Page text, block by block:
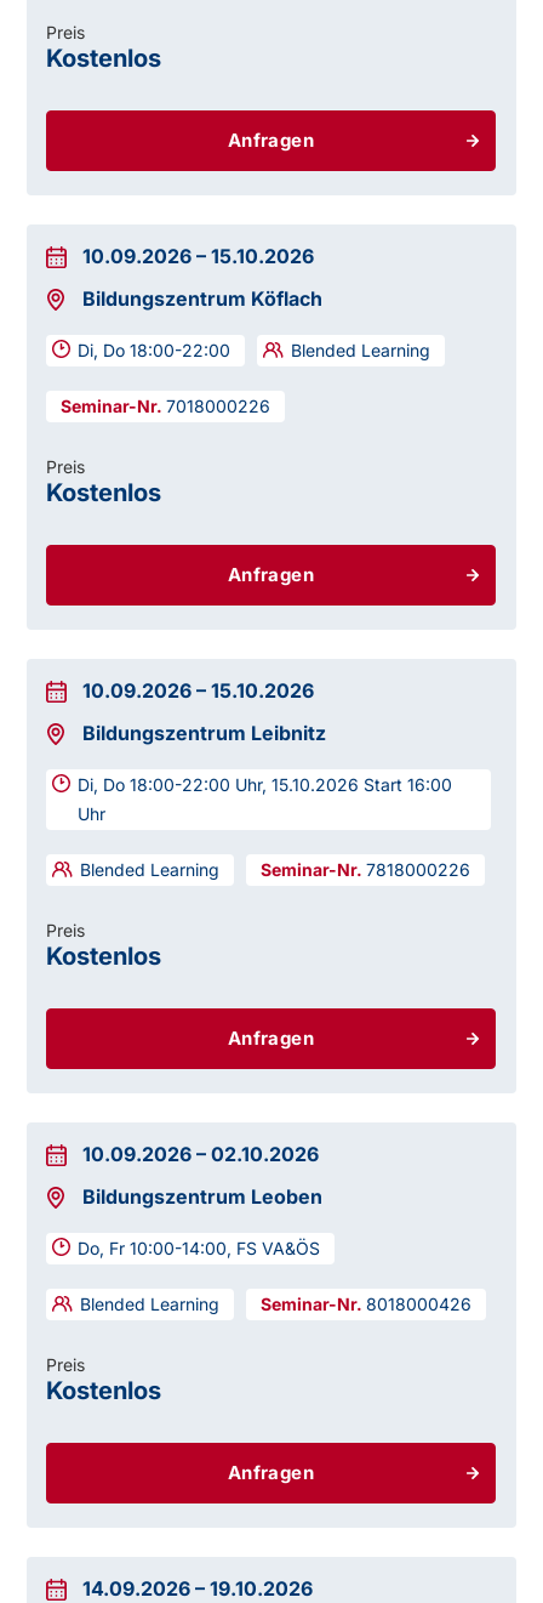
Anfragen
Preis
Kostenlos
10.09.2026 –15.10.2026
Bildungszentrum Köflach
Di, Do 18:00-22:00 Blended Learning
7018000226
Anfragen
Preis
Kostenlos
10.09.2026 –15.10.2026
Bildungszentrum Leibnitz
Di, Do 18:00-22:00 Uhr, 15.10.2026 Start 16:00
Uhr
Blended Learning 7818000226
Anfragen
Preis
Kostenlos
10.09.2026 –02.10.2026
Bildungszentrum Leoben
Do, Fr 10:00-14:00, FS VA&ÖS
Blended Learning 8018000426
Anfragen
Preis
Kostenlos
14.09.2026 –19.10.2026